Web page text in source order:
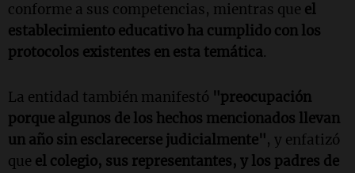
conforme a sus competencias, mientras que el
establecimiento educativo ha cumplido con los
protocolos existentes en esta temática.
La entidad también manifestó "preocupación
porque algunos de los hechos mencionados llevan
un año sin esclarecerse judicialmente", y enfatizó
que el colegio, sus representantes, y los padres de